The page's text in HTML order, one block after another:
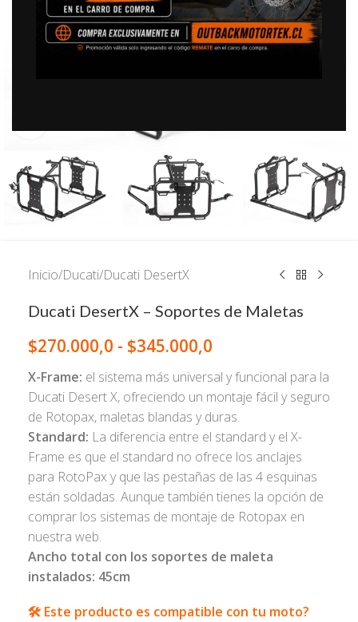
Inicio/Ducati/Ducati DesertX
Ducati DesertX – Soportes de Maletas
$270.000,0 - $345.000,0
X-Frame: el sistema más universal y funcional para la
Ducati Desert X, ofreciendo un montaje fácil y seguro
de Rotopax, maletas blandas y duras.
Standard: La diferencia entre el standard y el X-
Frame es que el standard no ofrece los anclajes
para RotoPax y que las pestañas de las 4 esquinas
están soldadas. Aunque también tienes la opción de
comprar los sistemas de montaje de Rotopax en
nuestra web.
Ancho total con los soportes de maleta
instalados: 45cm
🛠️ Este producto es compatible con tu moto?